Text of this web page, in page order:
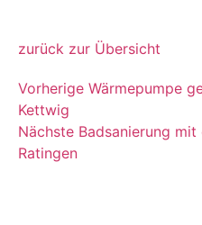
zurück zur Übersicht
Vorherige Wärmepumpe
Kettwig
Nächste Badsanierung mit
Ratingen